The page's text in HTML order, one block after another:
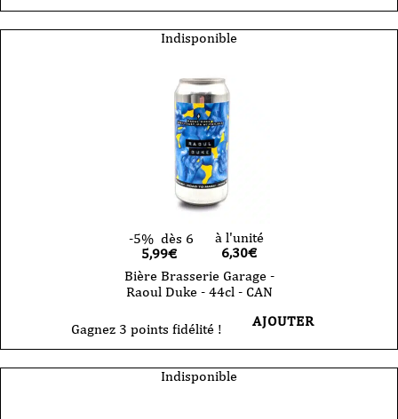
Indisponible
-5% dès 6
5,99€
à l'unité
6,30€
Bière Brasserie Garage -
Raoul Duke - 44cl - CAN
Gagnez 3 points fidélité ! AJOUTER
Indisponible